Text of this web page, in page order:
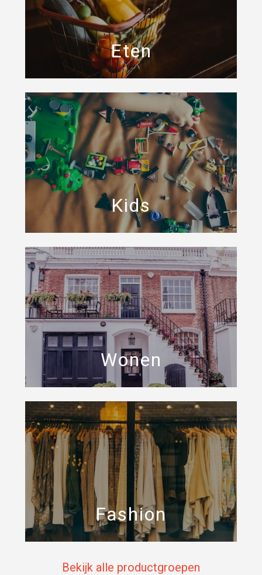
Eten
Kids
Wonen
Fashion
Bekijk alle productgroepen